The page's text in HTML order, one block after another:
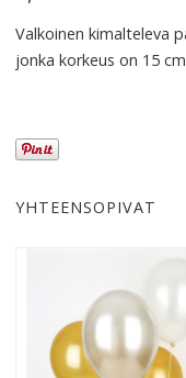
Valkoinen kimalteleva
jonka korkeus on 15
YHTEENSOPIVAT